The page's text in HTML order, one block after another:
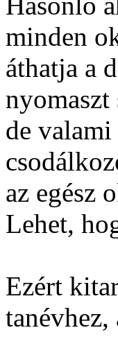
minden
áthatja a
nyomaszt
de
az egész
Lehet,
Ezért